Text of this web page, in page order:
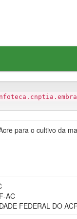
para o cultivo da
AC
FEDERAL DO